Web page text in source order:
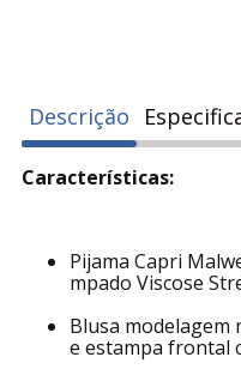
Descrição
Características:
Pijama Capri
mpado Viscose
Blusa modelagem
e estampa frontal